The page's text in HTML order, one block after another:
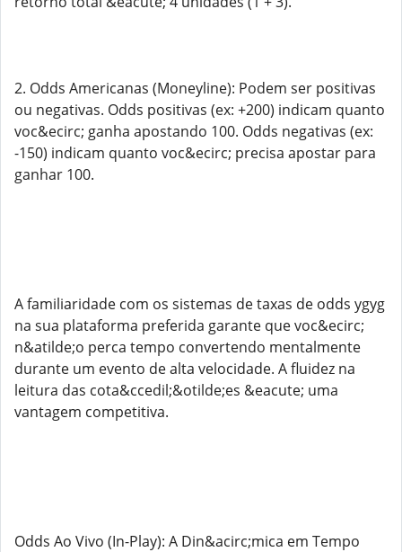
2. Odds Americanas (Moneyline): Podem ser positivas
ou negativas. Odds positivas (ex: +200) indicam quanto
voc&ecirc; ganha apostando 100. Odds negativas (ex:
-150) indicam quanto voc&ecirc; precisa apostar para
ganhar 100.
A familiaridade com os sistemas de taxas de odds ygyg
na sua plataforma preferida garante que voc&ecirc;
n&atilde;o perca tempo convertendo mentalmente
durante um evento de alta velocidade. A fluidez na
leitura das cota&ccedil;&otilde;es &eacute; uma
vantagem competitiva.
Odds Ao Vivo (In-Play): A Din&acirc;mica em Tempo